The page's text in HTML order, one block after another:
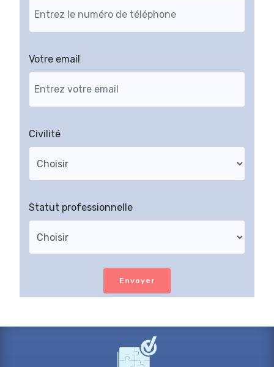
Votre email
Civilité
Statut professionnelle
Envoyer